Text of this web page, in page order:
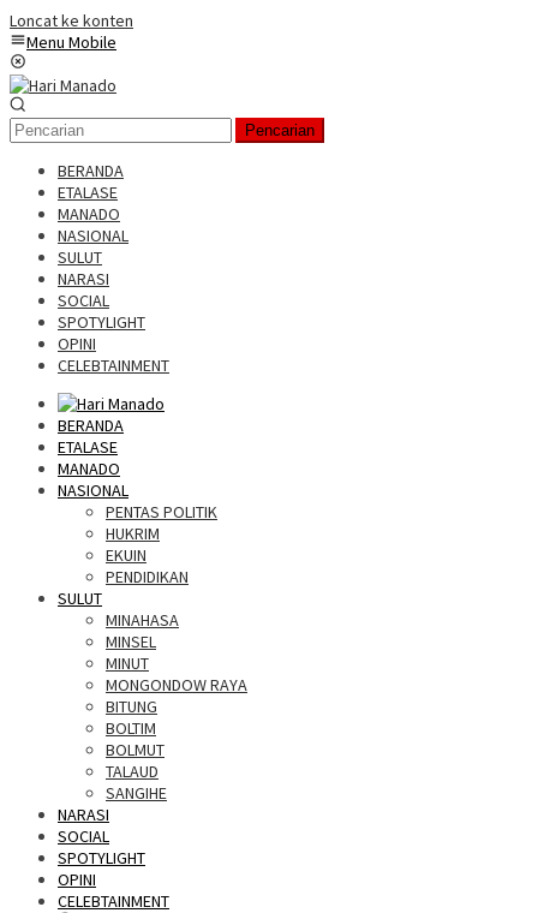
Loncat ke konten
Menu Mobile
Pencarian
BERANDA
ETALASE
MANADO
NASIONAL
SULUT
NARASI
SOCIAL
SPOTYLIGHT
OPINI
CELEBTAINMENT
BERANDA
ETALASE
MANADO
NASIONAL
PENTAS POLITIK
HUKRIM
EKUIN
PENDIDIKAN
SULUT
MINAHASA
MINSEL
MINUT
MONGONDOW RAYA
BITUNG
BOLTIM
BOLMUT
TALAUD
SANGIHE
NARASI
SOCIAL
SPOTYLIGHT
OPINI
CELEBTAINMENT